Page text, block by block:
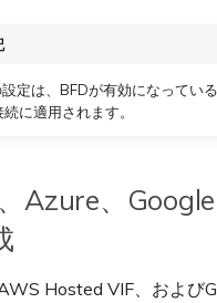
設定は、BFDが有効になってい
に適用されます。
Azure、
Hosted VIF、および